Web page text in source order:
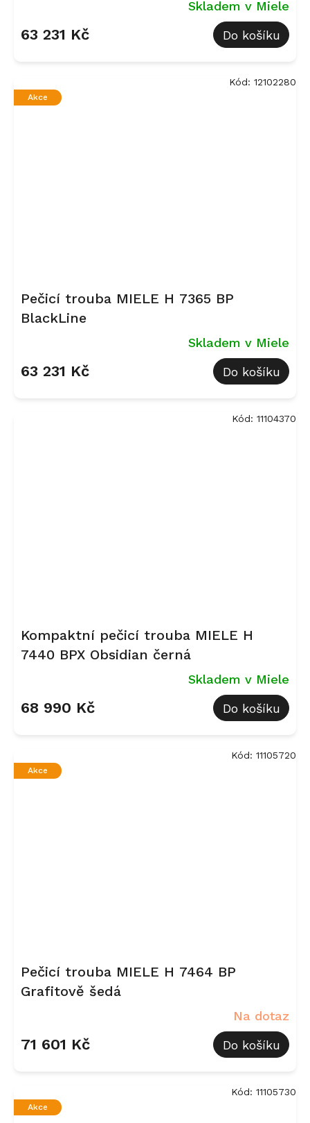
Skladem v Miele
63 231 Kč Do košíku
Akce
Pečicí trouba MIELE H 7365 BP
BlackLine
Skladem v Miele
63 231 Kč Do košíku
Kód: 12102280
Kompaktní pečicí trouba MIELE H
7440 BPX Obsidian černá
Skladem v Miele
68 990 Kč Do košíku
Kód: 11104370
Akce
Pečicí trouba MIELE H 7464 BP
Grafitově šedá
Na dotaz
71 601 Kč Do košíku
Kód: 11105720
Akce
Kód: 11105730